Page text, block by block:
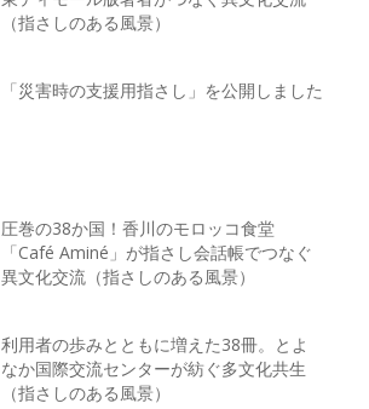
（指さしのある風景）
「災害時の支援用指さし」を公開しました
圧巻の38か国！香川のモロッコ食堂
「Café Aminé」が指さし会話帳でつなぐ
異文化交流（指さしのある風景）
利用者の歩みとともに増えた38冊。とよ
なか国際交流センターが紡ぐ多文化共生
（指さしのある風景）